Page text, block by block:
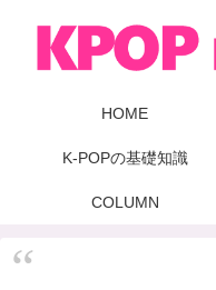
HOME
K-POPの基礎知識
COLUMN